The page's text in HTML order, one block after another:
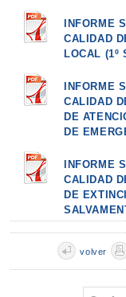
INFORME
CALIDAD
LOCAL (1º
INFORME
CALIDAD
DE
DE
INFORME
CALIDAD
DE
volver